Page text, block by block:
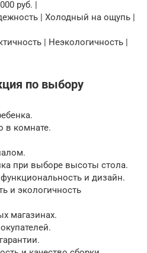
руб. |
| Холодный на ощупь |
| Неэкологичность |
по выбору
в комнате.
при выборе высоты стола.
и дизайн.
и экологичность
магазинах.